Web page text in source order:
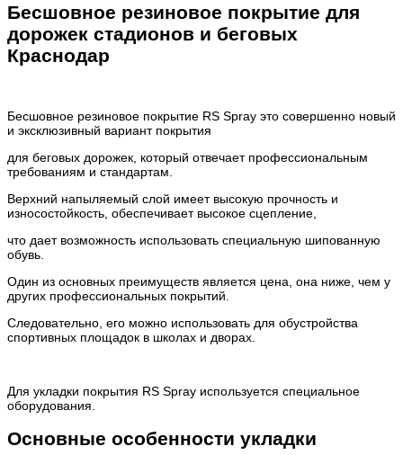
Бесшовное резиновое покрытие для
дорожек стадионов и беговых
Краснодар
Бесшовное резиновое покрытие RS Spray это совершенно новый
и эксклюзивный вариант покрытия
для беговых дорожек, который отвечает профессиональным
требованиям и стандартам.
Верхний напыляемый слой имеет высокую прочность и
износостойкость, обеспечивает высокое сцепление,
что дает возможность использовать специальную шипованную
обувь.
Один из основных преимуществ является цена, она ниже, чем у
других профессиональных покрытий.
Следовательно, его можно использовать для обустройства
спортивных площадок в школах и дворах.
Для укладки покрытия RS Spray используется специальное
оборудования.
Основные особенности укладки